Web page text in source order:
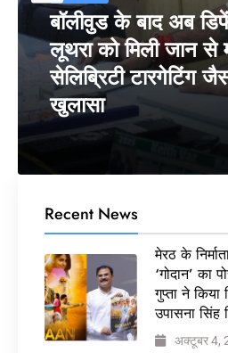
बॉलीवुड के बाद अब
लूथरा को मिली जान से
सेलिब्रिटी टारगेटिंग
खुलासा
Recent News
मेरठ के
‘गोदान’ का
गुप्ता ने किया
उपासना सिंह
अक्टूबर 4,